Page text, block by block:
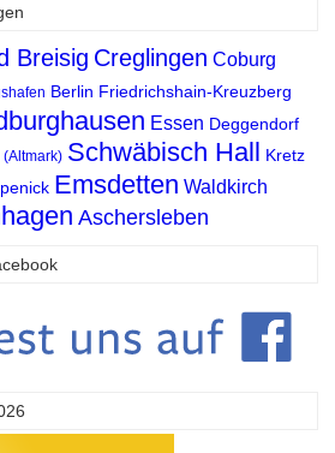
Breisig Creglingen Coburg
Berlin Friedrichshain-Kreuzberg
Essen Deggendorf
(Altmark) Schwäbisch Hall Kretz
Emsdetten Waldkirch
Aschersleben